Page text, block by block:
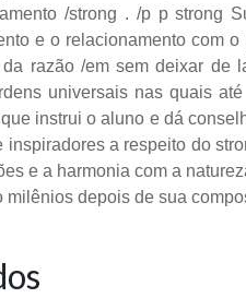
/strong . /p p strong
e o relacionamento com
razão /em sem deixar
universais nas quais
instrui o aluno e dá
a respeito do
e a harmonia com a
depois de sua